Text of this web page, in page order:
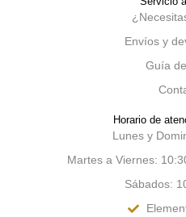
Envíos y
Guía
Horario de
Lunes y
Martes a Viernes:
Sábados: